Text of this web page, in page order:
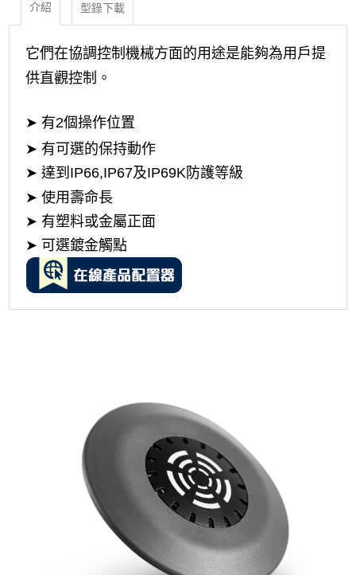
介紹 型錄下載
它們在協調控制機械方面的用途是能夠為用戶提
供直觀控制。
➤ 有2個操作位置
➤ 有可選的保持動作
➤ 達到IP66,IP67及IP69K防護等級
➤使用壽命長
➤ 有塑料或金屬正面
➤ 可選鍍金觸點